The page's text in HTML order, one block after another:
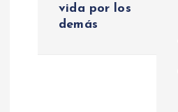
vida por los
demás